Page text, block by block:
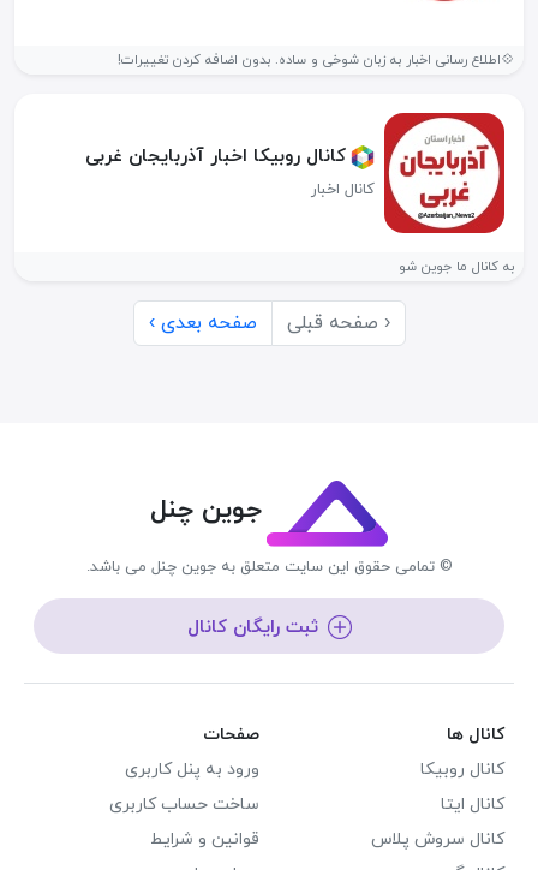
💠اطلاع رسانی اخبار به زبان شوخی و ساده. بدون اضافه کردن تغییرات!
کانال روبیکا اخبار آذربایجان غربی
کانال اخبار
به کانال ما جوین شو
‹ صفحه قبلی صفحه بعدی ›
جوین چنل
© تمامی حقوق این سایت متعلق به جوین چنل می باشد.
ثبت رایگان کانال
کانال ها
کانال روبیکا
کانال ایتا
کانال سروش پلاس
صفحات
ورود به پنل کاربری
ساخت حساب کاربری
قوانین و شرایط